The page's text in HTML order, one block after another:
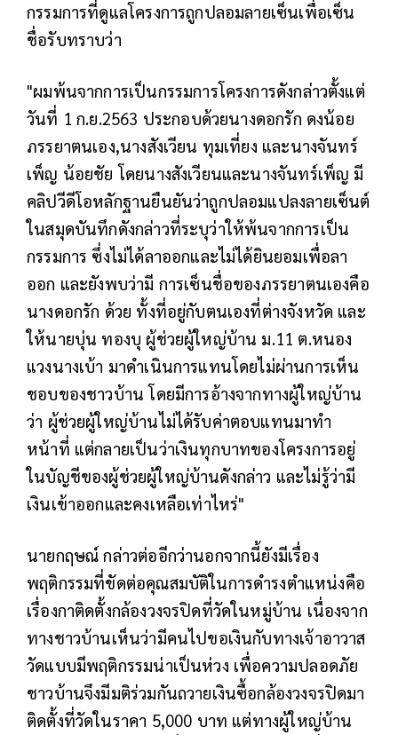
กรรมการที่ดูแลโครงการถูกปลอมลายเซ็นเพื่อเซ็น
ชื่อรับทราบว่า
"ผมพ้นจากการเป็นกรรมการโครงการดังกล่าวตั้งแต่
วันที่ 1 ก.ย.2563 ประกอบด้วยนางดอกรัก ดงน้อย
ภรรยาตนเอง,นางสังเวียน ทุมเที่ยง และนางจันทร์
เพ็ญ น้อยชัย โดยนางสังเวียนและนางจันทร์เพ็ญ มี
คลิปวีดีโอหลักฐานยืนยันว่าถูกปลอมแปลงลายเซ็นต์
ในสมุดบันทึกดังกล่าวที่ระบุว่าให้พ้นจากการเป็น
กรรมการ ซึ่งไม่ได้ลาออกและไม่ได้ยินยอมเพื่อลา
ออก และยังพบว่ามี การเซ็นชื่อของภรรยาตนเองคือ
นางดอกรัก ด้วย ทั้งที่อยู่กับตนเองที่ต่างจังหวัด และ
ให้นายบุ่น ทองบุ ผู้ช่วยผู้ใหญ่บ้าน ม.11 ต.หนอง
แวงนางเบ้า มาดำเนินการแทนโดยไม่ผ่านการเห็น
ชอบของชาวบ้าน โดยมีการอ้างจากทางผู้ใหญ่บ้าน
ว่า ผู้ช่วยผู้ใหญ่บ้านไม่ได้รับค่าตอบแทนมาทำ
หน้าที่ แต่กลายเป็นว่าเงินทุกบาทของโครงการอยู่
ในบัญชีของผู้ช่วยผู้ใหญ่บ้านดังกล่าว และไม่รู้ว่ามี
เงินเข้าออกและคงเหลือเท่าไหร่"
นายกฤษณ์ กล่าวต่ออีกว่านอกจากนี้ยังมีเรื่อง
พฤติกรรมที่ขัดต่อคุณสมบัติในการดำรงตำแหน่งคือ
เรื่องกาติดตั้งกล้องวงจรปิดที่วัดในหมู่บ้าน เนื่องจาก
ทางชาวบ้านเห็นว่ามีคนไปขอเงินกับทางเจ้าอาวาส
วัดแบบมีพฤติกรรมน่าเป็นห่วง เพื่อความปลอดภัย
ชาวบ้านจึงมีมติร่วมกันถวายเงินซื้อกล้องวงจรปิดมา
ติดตั้งที่วัดในราคา 5,000 บาท แต่ทางผู้ใหญ่บ้าน